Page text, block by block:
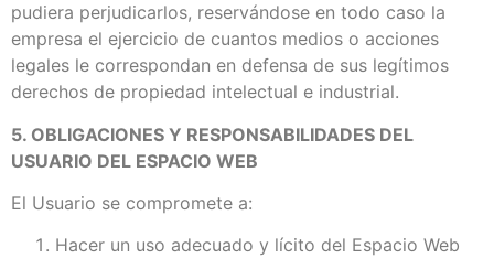
pudiera perjudicarlos, reservándose en todo caso la
empresa el ejercicio de cuantos medios o acciones
legales le correspondan en defensa de sus legítimos
derechos de propiedad intelectual e industrial.
5. OBLIGACIONES Y RESPONSABILIDADES DEL
USUARIO DEL ESPACIO WEB
El Usuario se compromete a:
Hacer un uso adecuado y lícito del Espacio Web